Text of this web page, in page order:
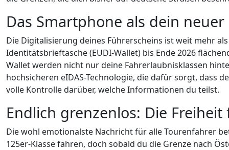
Das Smartphone als dein neuer
Die Digitalisierung deines Führerscheins ist weit mehr
Identitätsbrieftasche (EUDI-Wallet) bis Ende 2026
Wallet werden nicht nur deine Fahrerlaubnisklassen
hochsicheren eIDAS-Technologie, die dafür sorgt, dass
volle Kontrolle darüber, welche Informationen du teilst.
Endlich grenzenlos: Die
Die wohl emotionalste Nachricht für alle Tourenfahrer
125er-Klasse fahren, doch sobald du die Grenze nach